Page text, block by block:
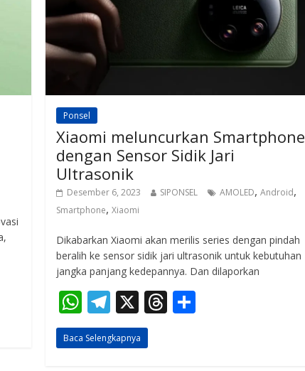
Ponsel
Xiaomi meluncurkan Smartphone
dengan Sensor Sidik Jari
Ultrasonik
Desember 6, 2023 SIPONSEL AMOLED,Android,
Smartphone,Xiaomi
Dikabarkan Xiaomi akan merilis series dengan pindah
beralih ke sensor sidik jari ultrasonik untuk kebutuhan
jangka panjang kedepannya. Dan dilaporkan
W
h
at
T
el
e
X T
Baca Selengkapnya